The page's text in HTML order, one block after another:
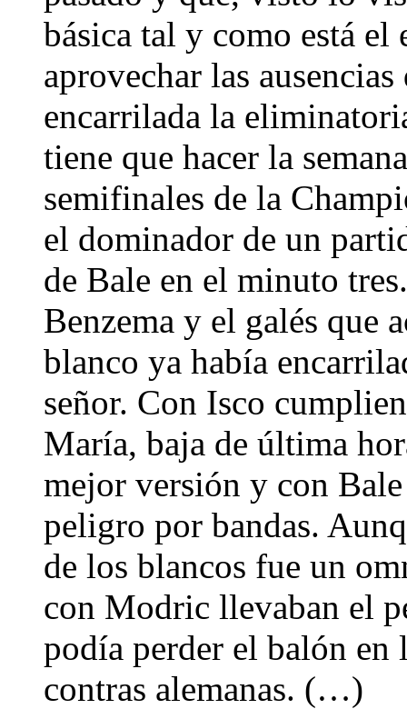
básica tal y como está
aprovechar las
encarrilada la
tiene que hacer la
semifinales de la
el dominador de un
de Bale en el minuto
Benzema y el galés que
blanco ya había
señor. Con Isco
María, baja de última
mejor versión y con
peligro por bandas.
de los blancos fue un
con Modric llevaban el
podía perder el balón en
contras alemanas. (…)